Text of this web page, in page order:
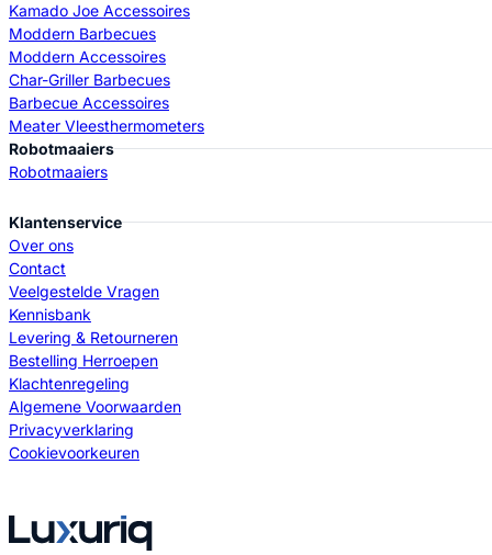
Kamado Joe Accessoires
Moddern Barbecues
Moddern Accessoires
Char-Griller Barbecues
Barbecue Accessoires
Meater Vleesthermometers
Robotmaaiers
Robotmaaiers
Klantenservice
Over ons
Contact
Veelgestelde Vragen
Kennisbank
Levering & Retourneren
Bestelling Herroepen
Klachtenregeling
Algemene Voorwaarden
Privacyverklaring
Cookievoorkeuren